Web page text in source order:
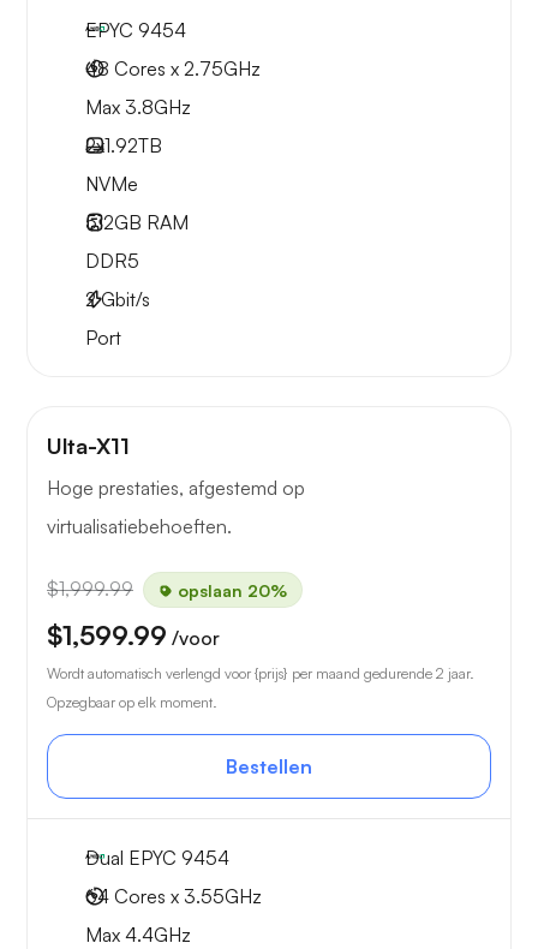
EPYC 9454
48 Cores x 2.75GHz
Max 3.8GHz
2x1.92TB
NVMe
512GB RAM
DDR5
2Gbit/s
Port
Ulta-X11
Hoge prestaties, afgestemd op
virtualisatiebehoeften.
$1,999.99 opslaan 20%
$1,599.99 /voor
Wordt automatisch verlengd voor {prijs} per maand gedurende 2 jaar.
Opzegbaar op elk moment.
Bestellen
Dual EPYC 9454
64 Cores x 3.55GHz
Max 4.4GHz